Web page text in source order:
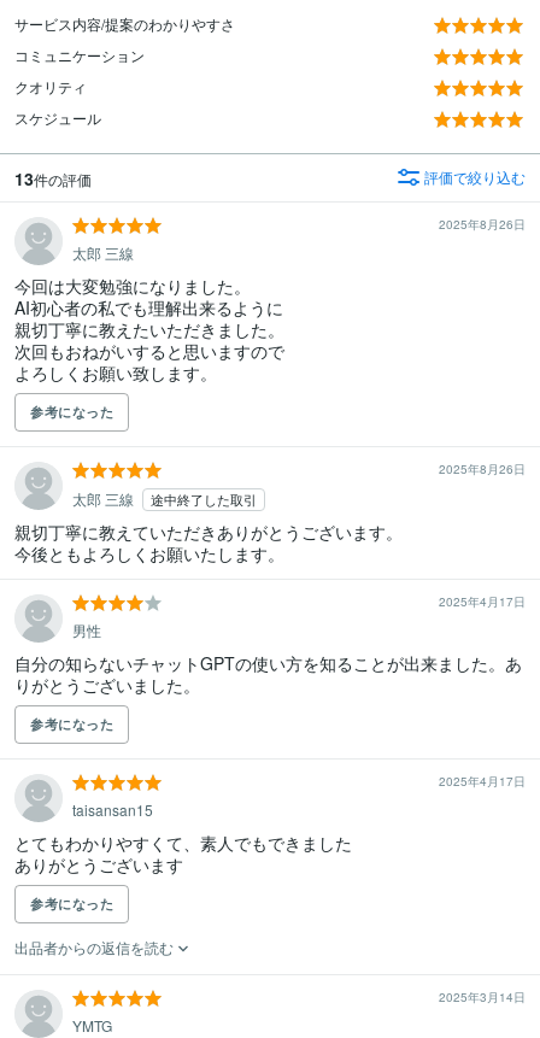
サービス内容/提案のわかりやすさ
コミュニケーション
クオリティ
スケジュール
13件の評価 評価で絞り込む
2025年8月26日
太郎 三線
今回は大変勉強になりました。
AI初心者の私でも理解出来るように
親切丁寧に教えたいただきました。
次回もおねがいすると思いますので
よろしくお願い致します。
参考になった
2025年8月26日
太郎 三線 途中終了した取引
親切丁寧に教えていただきありがとうございます。
今後ともよろしくお願いたします。
2025年4月17日
男性
自分の知らないチャットGPTの使い方を知ることが出来ました。あ
りがとうございました。
参考になった
2025年4月17日
taisansan15
とてもわかりやすくて、素人でもできました
ありがとうございます
参考になった
出品者からの返信を読む
2025年3月14日
YMTG